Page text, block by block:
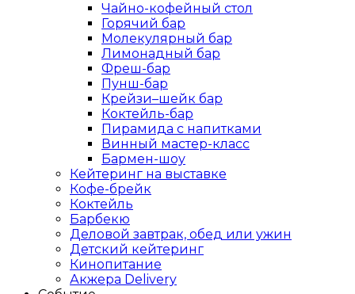
Чайно-кофейный стол
Горячий бар
Молекулярный бар
Лимонадный бар
Фреш-бар
Пунш-бар
Крейзи–шейк бар
Коктейль-бар
Пирамида с напитками
Винный мастер-класс
Бармен-шоу
Кейтеринг на выставке
Кофе-брейк
Коктейль
Барбекю
Деловой завтрак, обед или ужин
Детский кейтеринг
Кинопитание
Акжера Delivery